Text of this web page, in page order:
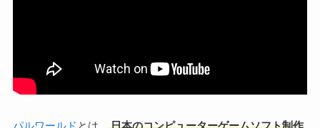
パルワールド とは、
日本のコンピューターゲームソフト制作